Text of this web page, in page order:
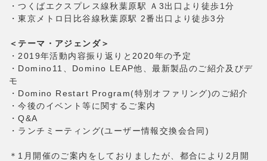
・つくばエクスプレス線秋葉原駅 Ａ3出口より徒歩1分
・東京メトロ日比谷線秋葉原駅 2番出口より徒歩3分
＜テーマ・アジェンダ＞
・2019年活動内容振り返りと2020年の予定
・Domino11、Domino LEAP他、最新製品のご紹介及びデ
モ
・Domino Restart Program(特別オファリング)のご紹介
・今後のイベント等に関するご案内
・Q&A
・ランチミーティング(ユーザー情報交換会合同)
＊1月開催のご案内をしておりましたが、都合により2月開